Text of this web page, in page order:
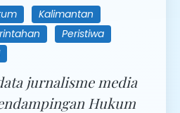
Kalimantan
Peristiwa
jurnalisme media
Hukum